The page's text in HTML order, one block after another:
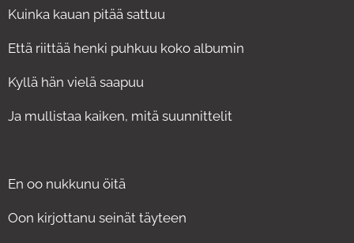
Kuinka kauan pitää sattuu
Että riittää henki puhkuu koko albumin
Kyllä hän vielä saapuu
Ja mullistaa kaiken, mitä suunnittelit
En oo nukkunu öitä
Oon kirjottanu seinät täyteen